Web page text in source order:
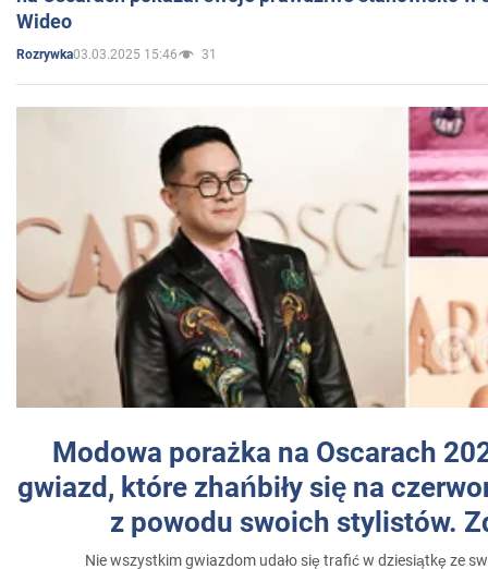
Wideo
Rozrywka03.03.2025 15:46 31
Modowa porażka na Oscarach
gwiazd, które zhańbiły się na
z powodu swoich stylistów.
Nie wszystkim gwiazdom udało się trafić w dziesiątkę ze